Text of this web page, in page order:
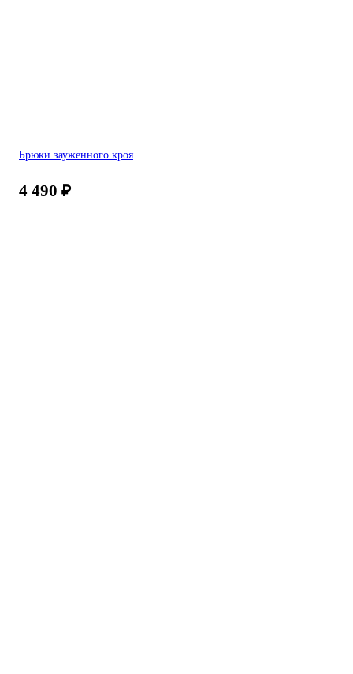
Брюки зауженного кроя
4 490 ₽